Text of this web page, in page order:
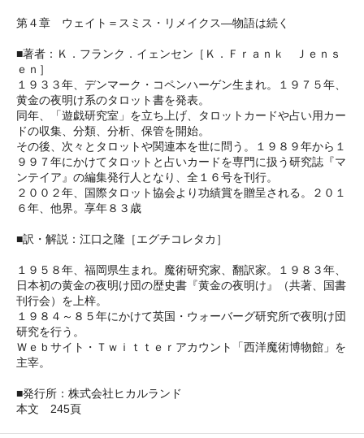
第４章 ウェイト＝スミス・リメイクス―物語は続く
■著者：Ｋ．フランク．イェンセン［Ｋ．Ｆｒａｎｋ Ｊｅｎｓ
ｅｎ］
１９３３年、デンマーク・コペンハーゲン生まれ。１９７５年、
黄金の夜明け系のタロット書を発表。
同年、「遊戯研究室」を立ち上げ、タロットカードや占い用カー
ドの収集、分類、分析、保管を開始。
その後、次々とタロットや関連本を世に問う。１９８９年から１
９９７年にかけてタロットと占いカードを専門に扱う研究誌『マ
ンテイア』の編集発行人となり、全１６号を刊行。
２００２年、国際タロット協会より功績賞を贈呈される。２０１
６年、他界。享年８３歳
■訳・解説：江口之隆［エグチコレタカ］
１９５８年、福岡県生まれ。魔術研究家、翻訳家。１９８３年、
日本初の黄金の夜明け団の歴史書『黄金の夜明け』（共著、国書
刊行会）を上梓。
１９８４～８５年にかけて英国・ウォーバーグ研究所で夜明け団
研究を行う。
Ｗｅｂサイト・Ｔｗｉｔｔｅｒアカウント「西洋魔術博物館」を
主宰。
■発行所：株式会社ヒカルランド
本文 245頁